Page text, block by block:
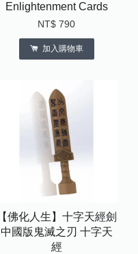
Enlightenment Cards
NT$ 790
加入購物車
【佛化人生】十字天經劍
中國版鬼滅之刃 十字天
經